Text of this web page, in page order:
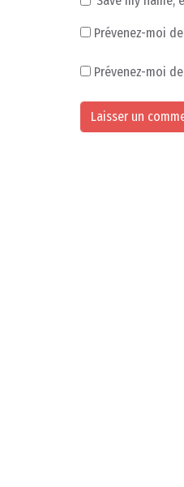
Prévenez-moi
Prévenez-moi